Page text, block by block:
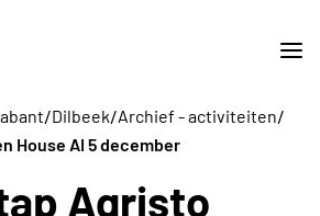
/Dilbeek/Archief - activiteiten/
House AI 5 december
Agristo